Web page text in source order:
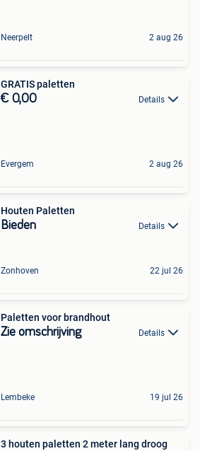
Neerpelt 2 aug 26
GRATIS paletten
€ 0,00 Details
Evergem 2 aug 26
Houten Paletten
Bieden Details
Zonhoven 22 jul 26
Paletten voor brandhout
Zie omschrijving Details
Lembeke 19 jul 26
3 houten paletten 2 meter lang droog